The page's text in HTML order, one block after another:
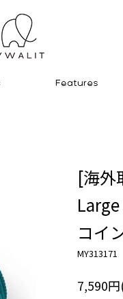
[海外
コイ
MY313171
7,590